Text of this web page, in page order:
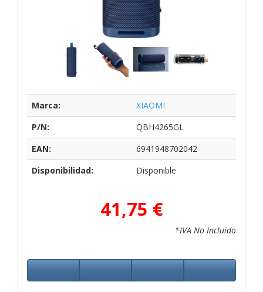
Marca:
XIAOMI
P/N:
QBH4265GL
EAN:
6941948702042
Disponibilidad:
Disponible
41,75 €
*IVA No Incluido